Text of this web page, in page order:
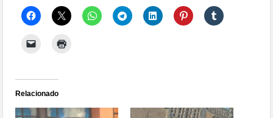
Relacionado